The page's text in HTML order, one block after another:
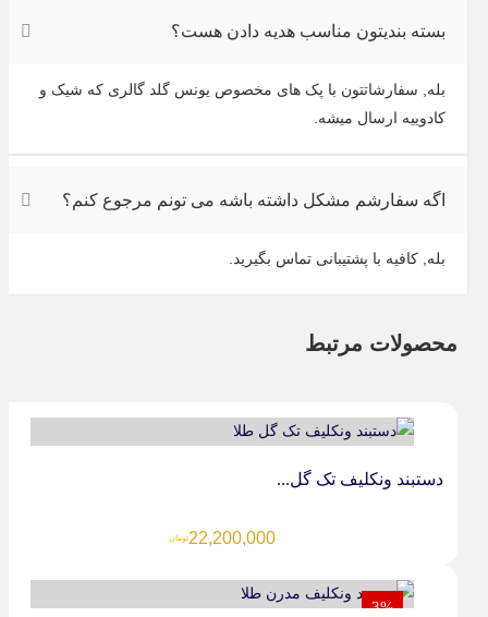
بسته بندیتون مناسب هدیه دادن هست؟
بله, سفارشاتتون با پک های مخصوص یونس گلد گالری که شیک و
کادوییه ارسال میشه.
اگه سفارشم مشکل داشته باشه می تونم مرجوع کنم؟
بله, کافیه با پشتیبانی تماس بگیرید.
محصولات مرتبط
دستبند ونکلیف تک گل...
22,200,000تومان
3%